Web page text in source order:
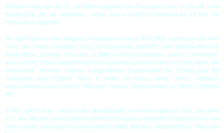
Desde a década de 70, sempre autografo na Feira do Livro no dia de meu
aniversário, 05 de novembro. Neste ano, a sessão começará às 19:30h, na
Praça de Autógrafos.
Se não estiveres em viagem, te espero na Feira. Em 2006, publiquei um livro
novo, de contos, chamado Logo tu repousarás também, pela Editora Record.
Além disso, durante esse ano, a Editora Record reeditou outros 3 romances
que escrevi, Valsa para Bruno Stein, Quem faz gemer a terra e O escorpião da
sexta-feira. Também estarei autografando Caminhando na Chuva, que foi
relançado pela Editora Ática. E todos os meus outros livros, editados
anteriormente pela Editora Mercado Aberto, Editora Artes & Ofícios, Editora
WS.
Enfim, quero fazer uma sessão de autógrafo em homenagem à vida, que este
foi o ano de meu renascimento, tanto físico quanto simbólico. Agosto me foi um
mês aziago, mas agora os jacarandás estão floridos, encantando a Praça da